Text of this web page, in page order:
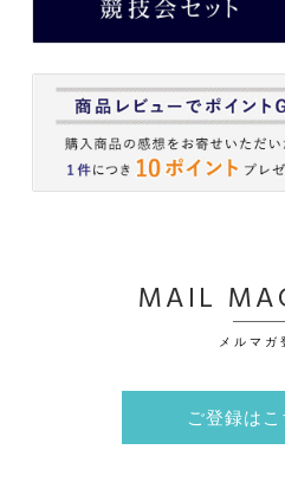
MAIL
メルマガ
ご登録は